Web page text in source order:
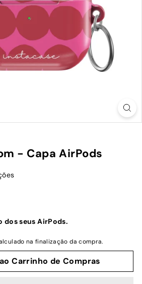
- Capa AirPods
dos seus AirPods.
na finalização da compra.
Carrinho de Compras